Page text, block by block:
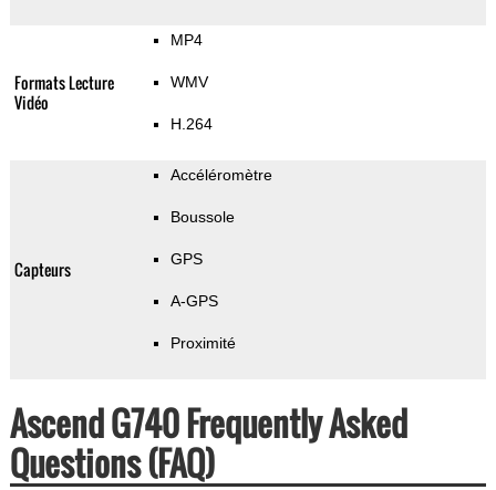
Formats Lecture
Vidéo
MP4
WMV
H.264
Capteurs
Accéléromètre
Boussole
GPS
A-GPS
Proximité
Ascend G740 Frequently Asked
Questions (FAQ)